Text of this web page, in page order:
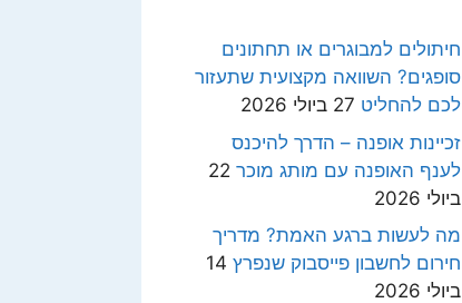
חיתולים למבוגרים או תחתונים
סופגים? השוואה מקצועית שתעזור
לכם להחליט 27 ביולי 2026
זכיינות אופנה – הדרך להיכנס
לענף האופנה עם מותג מוכר 22
ביולי 2026
מה לעשות ברגע האמת? מדריך
חירום לחשבון פייסבוק שנפרץ 14
ביולי 2026